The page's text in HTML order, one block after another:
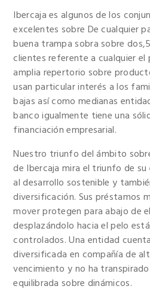
Ibercaja es algunos de los
excelentes sobre De cualquier
buena trampa sobra sobre
clientes referente a cualquier el
amplia repertorio sobre
usan particular interés a los
bajas así­ como medianas
banco igualmente tiene una
financiación empresarial.
Nuestro triunfo del ámbito
de Ibercaja mira el triunfo de
al desarrollo sostenible y
diversificación. Sus préstamos
mover protegen para abajo de
desplazándolo hacia el pelo
controlados. Una entidad
diversificada en compañía de
vencimiento y no ha
equilibrada sobre dinámicos.